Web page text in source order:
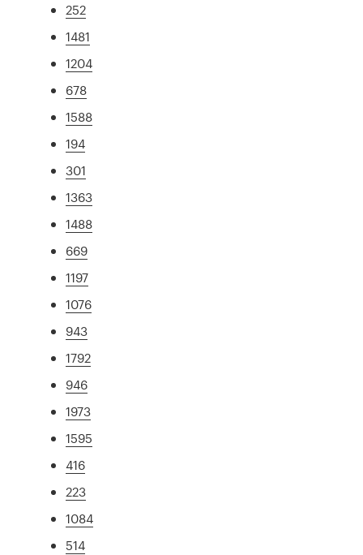
252
1481
1204
678
1588
194
301
1363
1488
669
1197
1076
943
1792
946
1973
1595
416
223
1084
514